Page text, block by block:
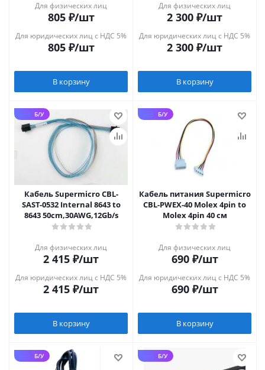
Для физических лиц
805₽/шт
Для юридических лиц с НДС 5%
805₽/шт
В корзину
Для физических лиц
2 300 ₽/шт
Для юридических лиц с НДС 5%
2 300 ₽/шт
В корзину
Б/У
Кабель Supermicro CBL-
SAST-0532 Internal 8643 to
8643 50cm,30AWG,12Gb/s
Для физических лиц
2 415 ₽/шт
Для юридических лиц с НДС 5%
2 415 ₽/шт
В корзину
Б/У
Кабель питания Supermicro
CBL-PWEX-40 Molex 4pin to
Molex 4pin 40 см
Для физических лиц
690₽/шт
Для юридических лиц с НДС 5%
690₽/шт
В корзину
Б/У Б/У